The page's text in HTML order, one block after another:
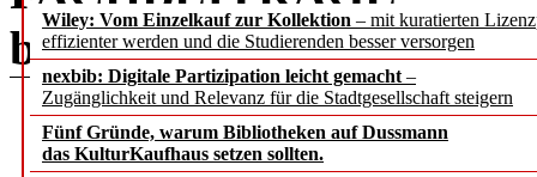
Wiley: Vom Einzelkauf zur Kollektion – mit kuratierten
effizienter werden und die Studierenden besser versorgen
nexbib: Digitale Partizipation leicht gemacht –
Zugänglichkeit und Relevanz für die Stadtgesellschaft steigern
Fünf Gründe, warum Bibliotheken auf Dussmann
das KulturKaufhaus setzen sollten.
b.i.t.online3 / 2025